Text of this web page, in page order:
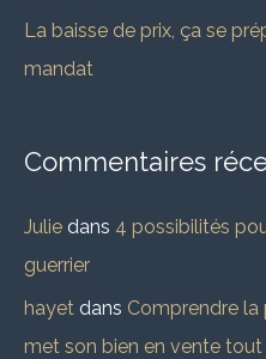
La baisse de prix, ça se
mandat
Commentaires
Julie dans 4 possibilités
guerrier
hayet dans Comprendre
met son bien en vente